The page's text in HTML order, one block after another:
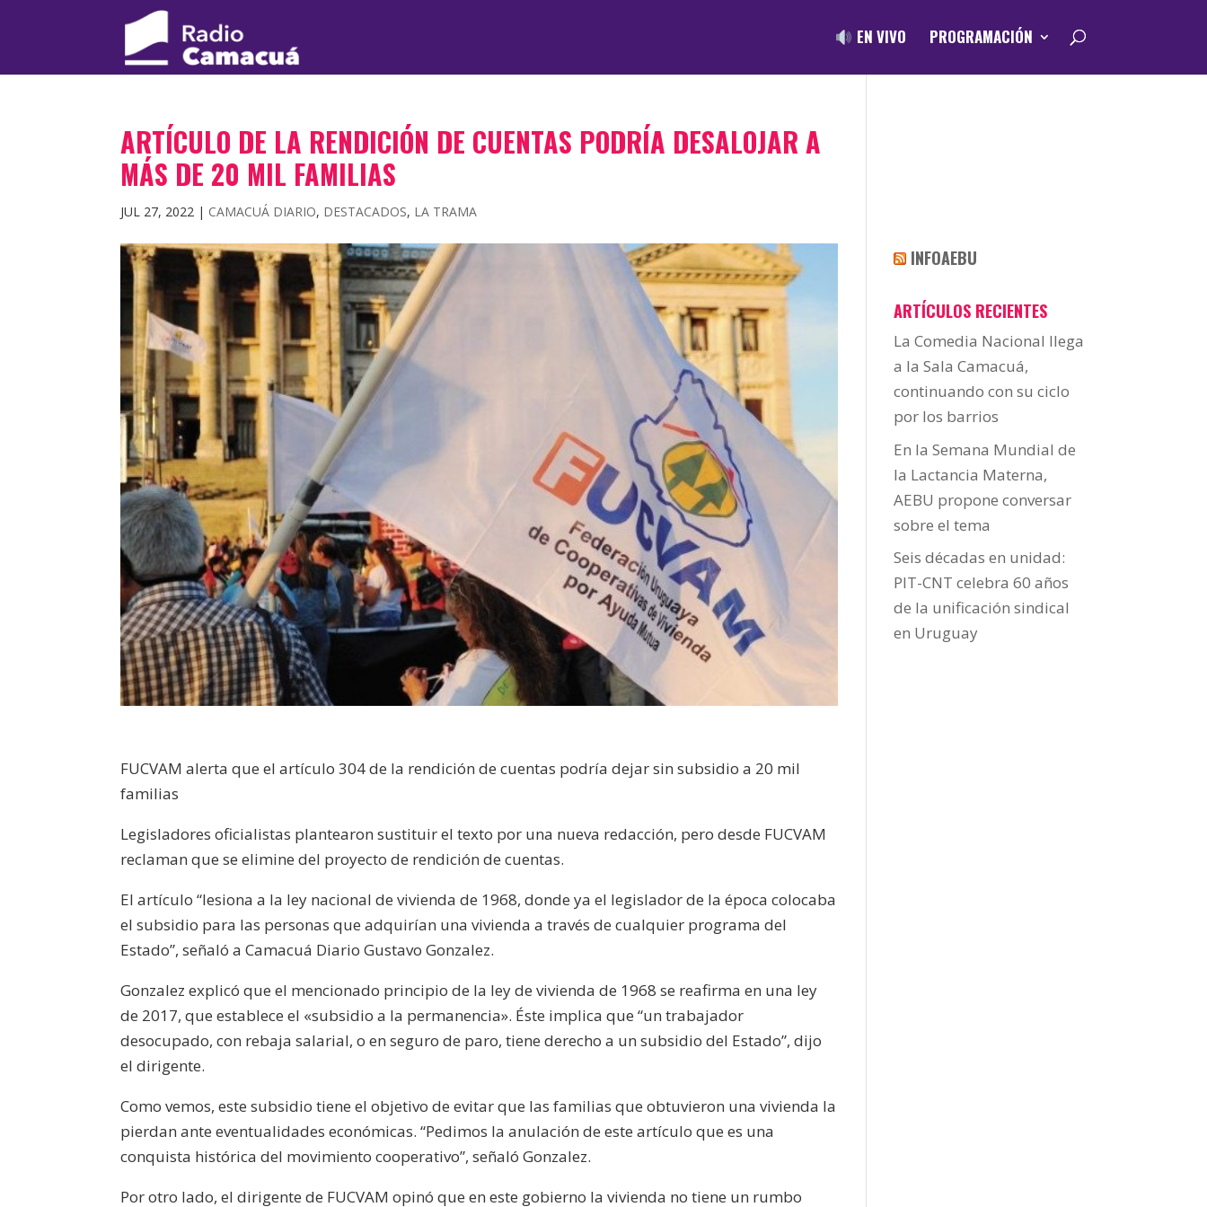
EN VIVO PROGRAMACIÓN
ARTÍCULO DE LA RENDICIÓN DE CUENTAS PODRÍA DESALOJAR A
MÁS DE 20 MIL FAMILIAS
JUL 27, 2022 | CAMACUÁ DIARIO, DESTACADOS, LA TRAMA
FUCVAM alerta que el artículo 304 de la rendición de cuentas podría dejar sin subsidio a 20 mil
familias
Legisladores oficialistas plantearon sustituir el texto por una nueva redacción, pero desde FUCVAM
reclaman que se elimine del proyecto de rendición de cuentas.
El artículo “lesiona a la ley nacional de vivienda de 1968, donde ya el legislador de la época colocaba
el subsidio para las personas que adquirían una vivienda a través de cualquier programa del
Estado”, señaló a Camacuá Diario Gustavo Gonzalez.
Gonzalez explicó que el mencionado principio de la ley de vivienda de 1968 se reafirma en una ley
de 2017, que establece el «subsidio a la permanencia». Éste implica que “un trabajador
desocupado, con rebaja salarial, o en seguro de paro, tiene derecho a un subsidio del Estado”, dijo
el dirigente.
Como vemos, este subsidio tiene el objetivo de evitar que las familias que obtuvieron una vivienda la
pierdan ante eventualidades económicas. “Pedimos la anulación de este artículo que es una
conquista histórica del movimiento cooperativo”, señaló Gonzalez.
Por otro lado, el dirigente de FUCVAM opinó que en este gobierno la vivienda no tiene un rumbo
INFOAEBU
ARTÍCULOS RECIENTES
La Comedia Nacional llega
a la Sala Camacuá,
continuando con su ciclo
por los barrios
En la Semana Mundial de
la Lactancia Materna,
AEBU propone conversar
sobre el tema
Seis décadas en unidad:
PIT-CNT celebra 60 años
de la unificación sindical
en Uruguay